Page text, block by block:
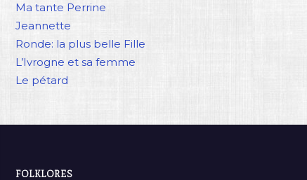
Ma tante Perrine
Jeannette
Ronde: la plus belle Fille
L’Ivrogne et sa femme
Le pétard
FOLKLORES